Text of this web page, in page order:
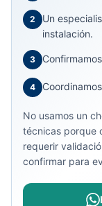
2
Un
instalación.
3
4
No usamos un
técnicas porque
requerir
confirmar para